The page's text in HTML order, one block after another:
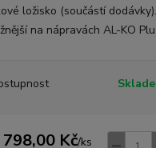
ložisko (součástí
na nápravách AL-KO
798,00 Kč/ks